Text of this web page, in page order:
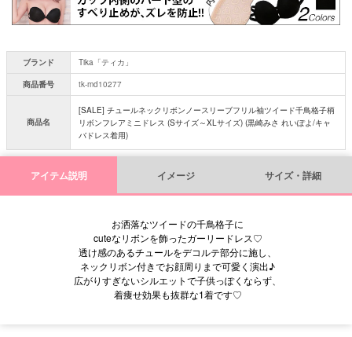
ブランド
Tika「ティカ」
商品番号
tk-md10277
商品名
[SALE] チュールネックリボンノースリーブフリル袖ツイード千鳥格子柄
リボンフレアミニドレス (Sサイズ～XLサイズ) (黒崎みさ れいぽよ/キャ
バドレス着用)
アイテム説明 イメージ サイズ・詳細
お洒落なツイードの千鳥格子に
cuteなリボンを飾ったガーリードレス♡
透け感のあるチュールをデコルテ部分に施し、
ネックリボン付きでお顔周りまで可愛く演出♪
広がりすぎないシルエットで子供っぽくならず、
着痩せ効果も抜群な1着です♡